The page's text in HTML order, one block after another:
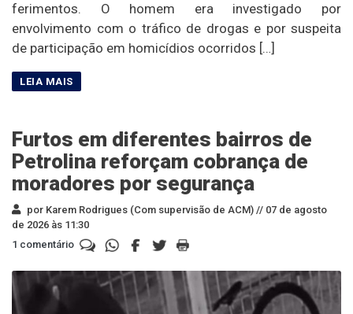
ferimentos. O homem era investigado por
envolvimento com o tráfico de drogas e por suspeita
de participação em homicídios ocorridos […]
Furtos em diferentes bairros de
Petrolina reforçam cobrança de
moradores por segurança
por Karem Rodrigues (Com supervisão de ACM) // 07 de agosto
de 2026 às 11:30
1 comentário